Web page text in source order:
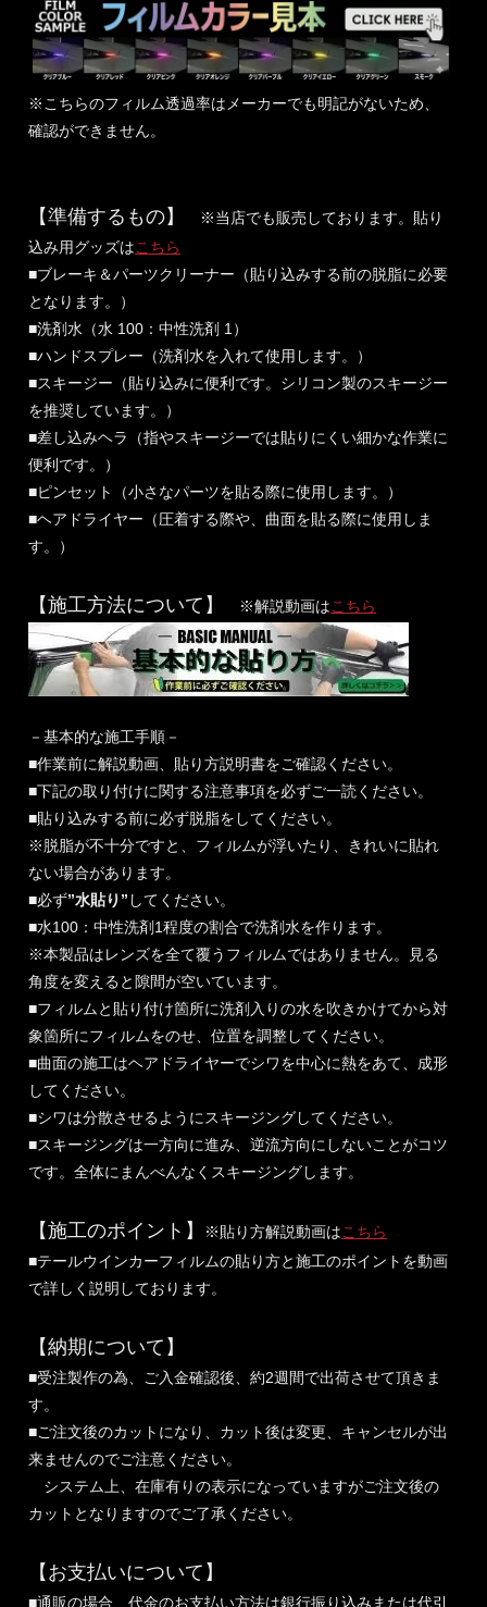
※こちらのフィルム透過率はメーカーでも明記がないため、
確認ができません。
【準備するもの】
※当店でも販売しております。貼り
込み用グッズはこちら
■ブレーキ＆パーツクリーナー（貼り込みする前の脱脂に必要
となります。）
■洗剤水（水 100：中性洗剤 1）
■ハンドスプレー（洗剤水を入れて使用します。）
■スキージー（貼り込みに便利です。シリコン製のスキージー
を推奨しています。）
■差し込みヘラ（指やスキージーでは貼りにくい細かな作業に
便利です。）
■ピンセット（小さなパーツを貼る際に使用します。）
■ヘアドライヤー（圧着する際や、曲面を貼る際に使用しま
す。）
【施工方法について】 ※解説動画はこちら
－基本的な施工手順－
■作業前に解説動画、貼り方説明書をご確認ください。
■下記の取り付けに関する注意事項を必ずご一読ください。
■貼り込みする前に必ず脱脂をしてください。
※脱脂が不十分ですと、フィルムが浮いたり、きれいに貼れ
ない場合があります。
■必ず”水貼り” してください。
■水100：中性洗剤1程度の割合で洗剤水を作ります。
※本製品はレンズを全て覆うフィルムではありません。見る
角度を変えると隙間が空いています。
■フィルムと貼り付け箇所に洗剤入りの水を吹きかけてから対
象箇所にフィルムをのせ、位置を調整してください。
■曲面の施工はヘアドライヤーでシワを中心に熱をあて、成形
してください。
■シワは分散させるようにスキージングしてください。
■スキージングは一方向に進み、逆流方向にしないことがコツ
です。全体にまんべんなくスキージングします。
【施工のポイント】 ※貼り方解説動画はこちら
■テールウインカーフィルムの貼り方と施工のポイントを動画
で詳しく説明しております。
【納期について】
■受注製作の為、ご入金確認後、約2週間で出荷させて頂きま
す。
■ご注文後のカットになり、カット後は変更、キャンセルが出
来ませんのでご注意ください。
システム上、在庫有りの表示になっていますがご注文後の
カットとなりますのでご了承ください。
【お支払いについて】
■通販の場合、代金のお支払い方法は銀行振り込みまたは代引